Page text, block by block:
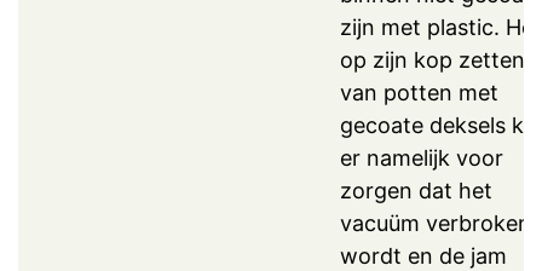
zijn met plastic. Het
op zijn kop zetten
van potten met
gecoate deksels
er namelijk voor
zorgen dat het
vacuüm verbroken
wordt en de jam